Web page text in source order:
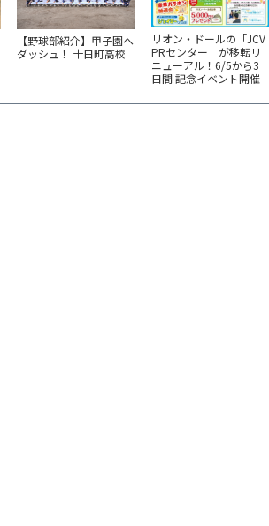
【野球部紹介】甲子園へ
ダッシュ！ 十日町高校
リオン・ドールの「JCV
PRセンター」が移転リ
ニューアル！6/5から3
日間 記念イベント開催